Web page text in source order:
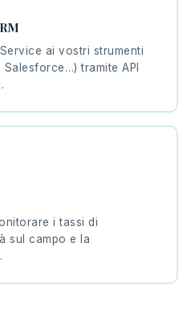
ai vostri strumenti
tramite API
i tassi di
sul campo e la